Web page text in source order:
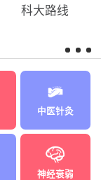
科大路线
中医针灸
神经衰弱